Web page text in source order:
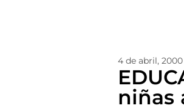
4 de abril, 2000
niñas